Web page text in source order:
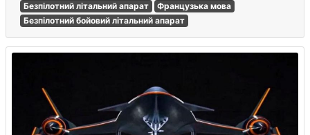
Безпілотний літальний апарат
Французька мова
Безпілотний бойовий літальний апарат